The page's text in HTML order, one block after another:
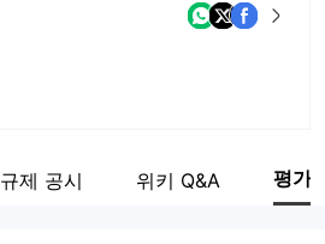
규제 공시 위키 Q&A 평가